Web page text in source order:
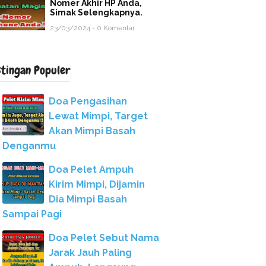
Nomer Akhir HP Anda,
Simak Selengkapnya.
23/03/2024 - 0 Komentar
Populer
Doa Pengasihan
Lewat Mimpi, Target
Akan Mimpi Basah
Denganmu
Doa Pelet Ampuh
Kirim Mimpi, Dijamin
Dia Mimpi Basah
Sampai Pagi
Doa Pelet Sebut Nama
Jarak Jauh Paling